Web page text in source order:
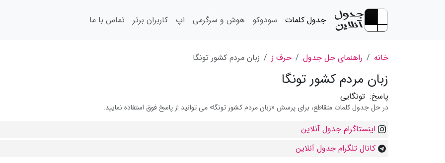
جدول کلمات سودوکو هوش و سرگرمی اپ کاربران برتر تماس با ما
خانه راهنمای حل جدول حرف ز زبان مردم كشور تونگا
زبان مردم كشور تونگا
پاسخ: تونگایی
در حل جدول کلمات متقاطع، برای پرسش «زبان مردم كشور تونگا» می توانید از پاسخ فوق استفاده نمایید.
اینستاگرام جدول آنلاین
کانال تلگرام جدول آنلاین